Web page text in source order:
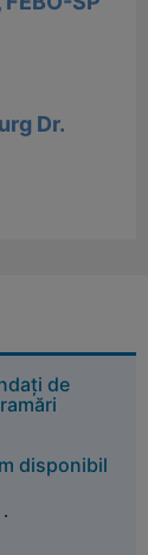
Dr.
de
disponibil
.